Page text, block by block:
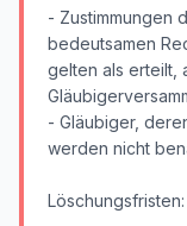
- Zustimmungen
bedeutsamen
gelten als erteilt,
- Gläubiger,
werden nicht
Löschungsfristen: